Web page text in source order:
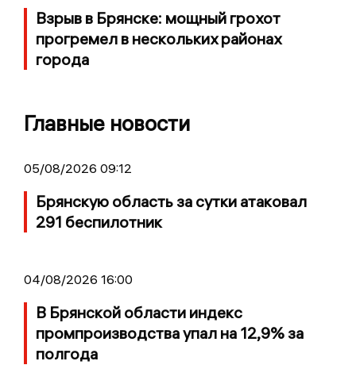
Взрыв в Брянске: мощный грохот
прогремел в нескольких районах
города
Главные новости
05/08/2026 09:12
Брянскую область за сутки атаковал
291 беспилотник
04/08/2026 16:00
В Брянской области индекс
промпроизводства упал на 12,9% за
полгода